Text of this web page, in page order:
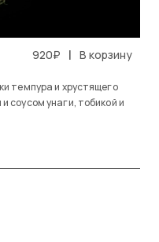
920₽ | В корзину
темпура и хрустящего
соусом унаги, тобикой и